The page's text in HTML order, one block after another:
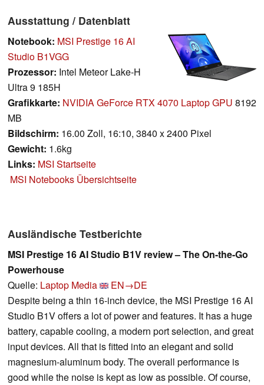
Ausstattung / Datenblatt
Notebook: MSI Prestige 16 AI
Studio B1VGG
Prozessor: Intel Meteor Lake-H
Ultra 9 185H
Grafikkarte: NVIDIA GeForce RTX 4070 Laptop GPU 8192
MB
Bildschirm: 16.00 Zoll, 16:10, 3840 x 2400 Pixel
Gewicht: 1.6kg
Links: MSI Startseite
MSI Notebooks Übersichtseite
Ausländische Testberichte
MSI Prestige 16 AI Studio B1V review – The On-the-Go
Powerhouse
Quelle: Laptop Media
EN→DE
Despite being a thin 16-inch device, the MSI Prestige 16 AI
Studio B1V offers a lot of power and features. It has a huge
battery, capable cooling, a modern port selection, and great
input devices. All that is fitted into an elegant and solid
magnesium-aluminum body. The overall performance is
good while the noise is kept as low as possible. Of course,